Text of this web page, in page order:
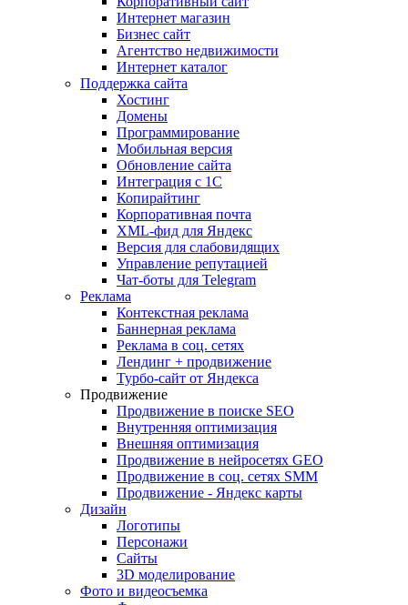
Интернет магазин
Бизнес сайт
Агентство недвижимости
Интернет каталог
Поддержка сайта
Хостинг
Домены
Программирование
Мобильная версия
Обновление сайта
Интеграция с 1С
Копирайтинг
Корпоративная почта
XML-фид для Яндекс
Версия для слабовидящих
Управление репутацией
Чат-боты для Telegram
Реклама
Контекстная реклама
Баннерная реклама
Реклама в соц. сетях
Лендинг + продвижение
Турбо-сайт от Яндекса
Продвижение
Продвижение в поиске SEO
Внутренняя оптимизация
Внешняя оптимизация
Продвижение в нейросетях GEO
Продвижение в соц. сетях SMM
Продвижение - Яндекс карты
Дизайн
Логотипы
Персонажи
Сайты
3D моделирование
Фото и видеосъемка